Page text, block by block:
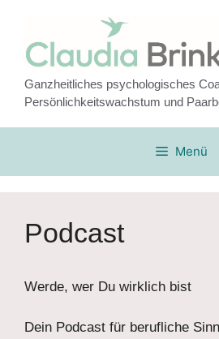
springen
Ganzheitliches psychologisches
Persönlichkeitswachstum und
Menü
Podcast
Werde, wer Du wirklich bist
Dein Podcast für berufliche